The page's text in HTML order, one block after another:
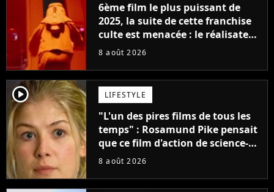
6ème film le plus puissant de
2025, la suite de cette franchise
culte est menacée : le réalisateur
claque la porte pour "différends
8 août 2026
player2 LIFESTYLE
"L'un des pires films de tous les
temps" : Rosamund Pike pensait
que ce film d'action de science-
fiction avec Dwayne Johnson
8 août 2026